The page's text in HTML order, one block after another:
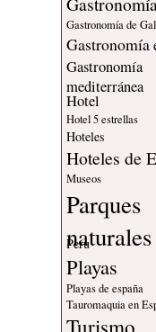
Gastronomía de
Gastronomía
Gastronomía
mediterránea
Hotel
Hotel 5 estrellas
Hoteles
Hoteles de
Museos
Parques
naturales
Peru
Playas
Playas de españa
Tauromaquia en